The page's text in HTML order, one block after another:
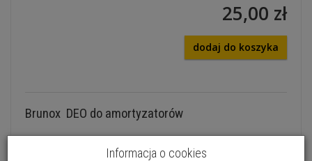
25,00 zł
dodaj do koszyka
Brunox DEO do amortyzatorów
Preparat poprawiający pracę i konserwujący golenie
Informacja o cookies